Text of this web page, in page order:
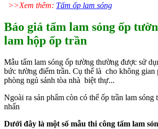
>>Xem thêm: Tấm ốp lam sóng
Báo giá tấm lam sóng ốp
lam hộp ốp trần
Mẫu tấm lam sóng ốp tường thường được sử
bức tường điểm trần. Cụ thể là cho không gian
phòng ngủ sảnh tòa nhà biệt thự...
Ngoài ra sản phẩm còn có thể ốp trần lam sóng
nhấn
Dưới đây là một số mẫu thi công tấm lam